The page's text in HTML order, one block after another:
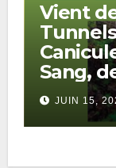
Vient
Sang,
JUIN 15,